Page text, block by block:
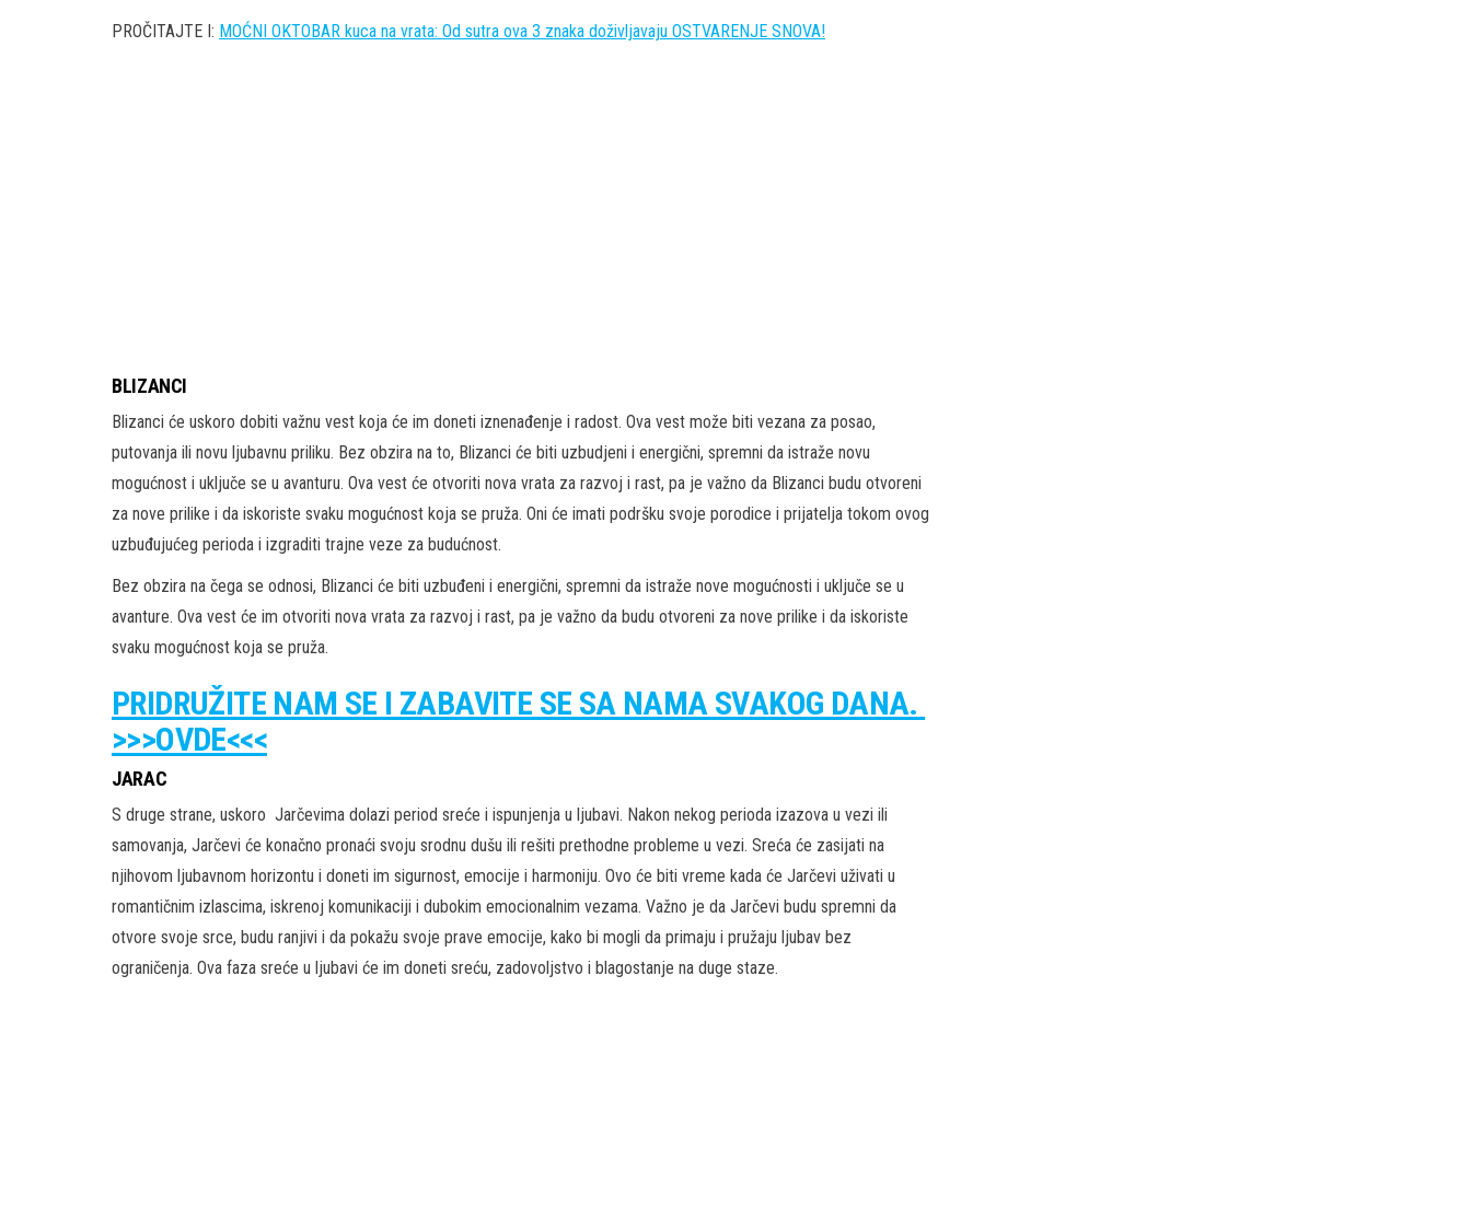
PROČITAJTE I: MOĆNI OKTOBAR kuca na vrata: Od sutra ova 3 znaka doživljavaju OSTVARENJE SNOVA!
BLIZANCI
Blizanci će uskoro dobiti važnu vest koja će im doneti iznenađenje i radost. Ova vest može biti vezana za posao,
putovanja ili novu ljubavnu priliku. Bez obzira na to, Blizanci će biti uzbudjeni i energični, spremni da istraže novu
mogućnost i uključe se u avanturu. Ova vest će otvoriti nova vrata za razvoj i rast, pa je važno da Blizanci budu otvoreni
za nove prilike i da iskoriste svaku mogućnost koja se pruža. Oni će imati podršku svoje porodice i prijatelja tokom ovog
uzbuđujućeg perioda i izgraditi trajne veze za budućnost.
Bez obzira na čega se odnosi, Blizanci će biti uzbuđeni i energični, spremni da istraže nove mogućnosti i uključe se u
avanture. Ova vest će im otvoriti nova vrata za razvoj i rast, pa je važno da budu otvoreni za nove prilike i da iskoriste
svaku mogućnost koja se pruža.
PRIDRUŽITE NAM SE I ZABAVITE SE SA NAMA SVAKOG DANA.
>>>OVDE<<<
JARAC
S druge strane, uskoro Jarčevima dolazi period sreće i ispunjenja u ljubavi. Nakon nekog perioda izazova u vezi ili
samovanja, Jarčevi će konačno pronaći svoju srodnu dušu ili rešiti prethodne probleme u vezi. Sreća će zasijati na
njihovom ljubavnom horizontu i doneti im sigurnost, emocije i harmoniju. Ovo će biti vreme kada će Jarčevi uživati u
romantičnim izlascima, iskrenoj komunikaciji i dubokim emocionalnim vezama. Važno je da Jarčevi budu spremni da
otvore svoje srce, budu ranjivi i da pokažu svoje prave emocije, kako bi mogli da primaju i pružaju ljubav bez
ograničenja. Ova faza sreće u ljubavi će im doneti sreću, zadovoljstvo i blagostanje na duge staze.